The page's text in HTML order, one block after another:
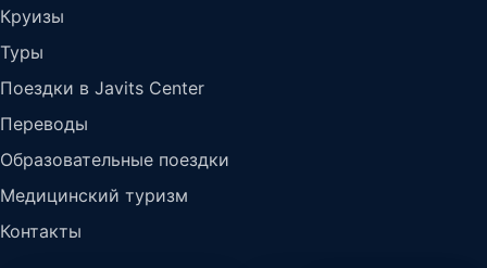
Круизы
Туры
Поездки в Javits Center
Переводы
Образовательные поездки
Медицинский туризм
Контакты